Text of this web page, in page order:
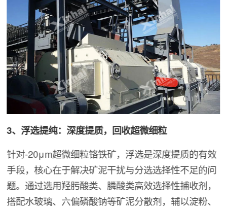
3、浮选提纯：深度提质，回收超微细粒
针对-20μm超微细粒铬铁矿，浮选是深度提质的有效
手段，核心在于解决矿泥干扰与分选选择性不足的问
题。通过选用羟肟酸类、膦酸类高效选择性捕收剂，
搭配水玻璃、六偏磷酸钠等矿泥分散剂，辅以淀粉、